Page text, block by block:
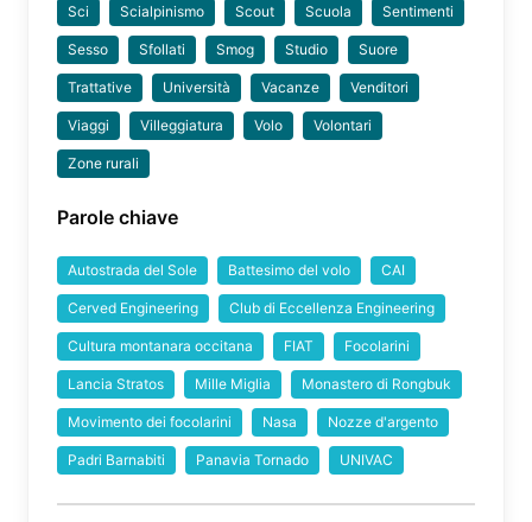
Sci Scialpinismo Scout Scuola Sentimenti
Sesso Sfollati Smog Studio Suore
Trattative Università Vacanze Venditori
Viaggi Villeggiatura Volo Volontari
Zone rurali
Parole chiave
Autostrada del Sole Battesimo del volo CAI
Cerved Engineering Club di Eccellenza Engineering
Cultura montanara occitana FIAT Focolarini
Lancia Stratos Mille Miglia Monastero di Rongbuk
Movimento dei focolarini Nasa Nozze d'argento
Padri Barnabiti Panavia Tornado UNIVAC